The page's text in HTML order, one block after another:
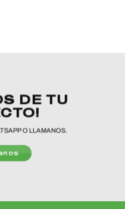
DE TU
O LLAMANOS.